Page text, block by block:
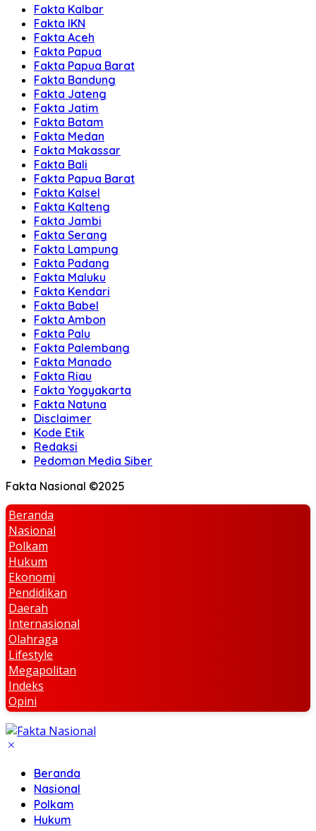
Fakta Kalbar
Fakta IKN
Fakta Aceh
Fakta Papua
Fakta Papua Barat
Fakta Bandung
Fakta Jateng
Fakta Jatim
Fakta Batam
Fakta Medan
Fakta Makassar
Fakta Bali
Fakta Papua Barat
Fakta Kalsel
Fakta Kalteng
Fakta Jambi
Fakta Serang
Fakta Lampung
Fakta Padang
Fakta Maluku
Fakta Kendari
Fakta Babel
Fakta Ambon
Fakta Palu
Fakta Palembang
Fakta Manado
Fakta Riau
Fakta Yogyakarta
Fakta Natuna
Disclaimer
Kode Etik
Redaksi
Pedoman Media Siber
Fakta Nasional ©2025
Beranda
Nasional
Polkam
Hukum
Ekonomi
Pendidikan
Daerah
Internasional
Olahraga
Lifestyle
Megapolitan
Indeks
Opini
Beranda
Nasional
Polkam
Hukum